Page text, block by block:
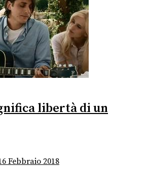
libertà di un
Febbraio 2018